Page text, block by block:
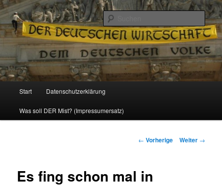
Reizzentrum
Politik, Wirtschaft, Soziales und Gesellschaft
Zum
Inhalt
Start Datenschutzerklärung
Was soll DER Mist? (Impressumersatz)
Beitrags-
← Vorherige Weiter →
Es fing schon mal in